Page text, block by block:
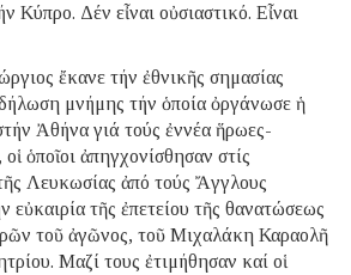
Κύπρο. Δέν εἶναι οὐσιαστικό. Εἶναι
ἔκανε τήν ἐθνικῆς σημασίας
μνήμης τήν ὁποία ὀργάνωσε ἡ
Ἀθήνα γιά τούς ἐννέα ἥρωες-
ὁποῖοι ἀπηγχονίσθησαν στίς
Λευκωσίας ἀπό τούς Ἄγγλους
εὐκαιρία τῆς ἐπετείου τῆς θανατώσεως
τοῦ ἀγῶνος, τοῦ Μιχαλάκη Καραολῆ
Μαζί τους ἐτιμήθησαν καί οἱ